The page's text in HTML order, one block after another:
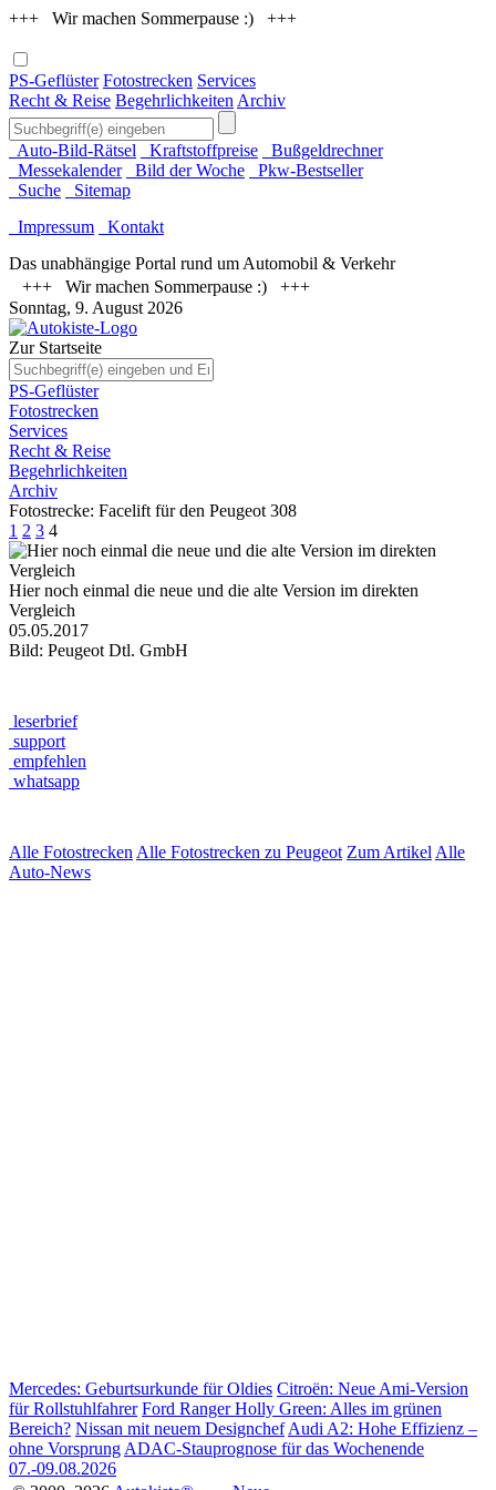
+++ Wir machen Sommerpause :) +++
PS-Geflüster Fotostrecken Services
Recht & Reise Begehrlichkeiten Archiv
Auto-Bild-Rätsel Kraftstoffpreise
Bußgeldrechner
Messekalender
Bild der Woche
Pkw-Bestseller
Suche
Sitemap
Impressum
Kontakt
Das unabhängige Portal rund um Automobil & Verkehr
+++ Wir machen Sommerpause :) +++
Sonntag, 9. August 2026
Zur Startseite
PS-Geflüster
Fotostrecken
Services
Recht & Reise
Begehrlichkeiten
Archiv
Fotostrecke: Facelift für den Peugeot 308
1 2 3 4
Hier noch einmal die neue und die alte Version im direkten
Vergleich
05.05.2017
Bild: Peugeot Dtl. GmbH
leserbrief
support
empfehlen
whatsapp
Alle Fotostrecken Alle Fotostrecken zu Peugeot Zum Artikel Alle
Auto-News
Mercedes: Geburtsurkunde für Oldies Citroën: Neue Ami-Version
für Rollstuhlfahrer Ford Ranger Holly Green: Alles im grünen
Bereich? Nissan mit neuem Designchef Audi A2: Hohe Effizienz –
ohne Vorsprung ADAC-Stauprognose für das Wochenende
07.-09.08.2026